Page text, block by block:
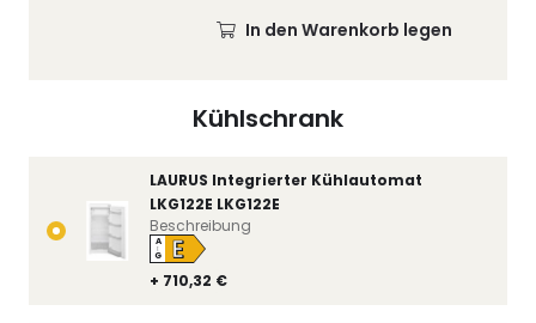
Kühlschrank
LAURUS Integrierter Kühlautomat
LKG122E LKG122E
+ 710,32 €
A
↑
G E
Beschreibung
In den Warenkorb legen